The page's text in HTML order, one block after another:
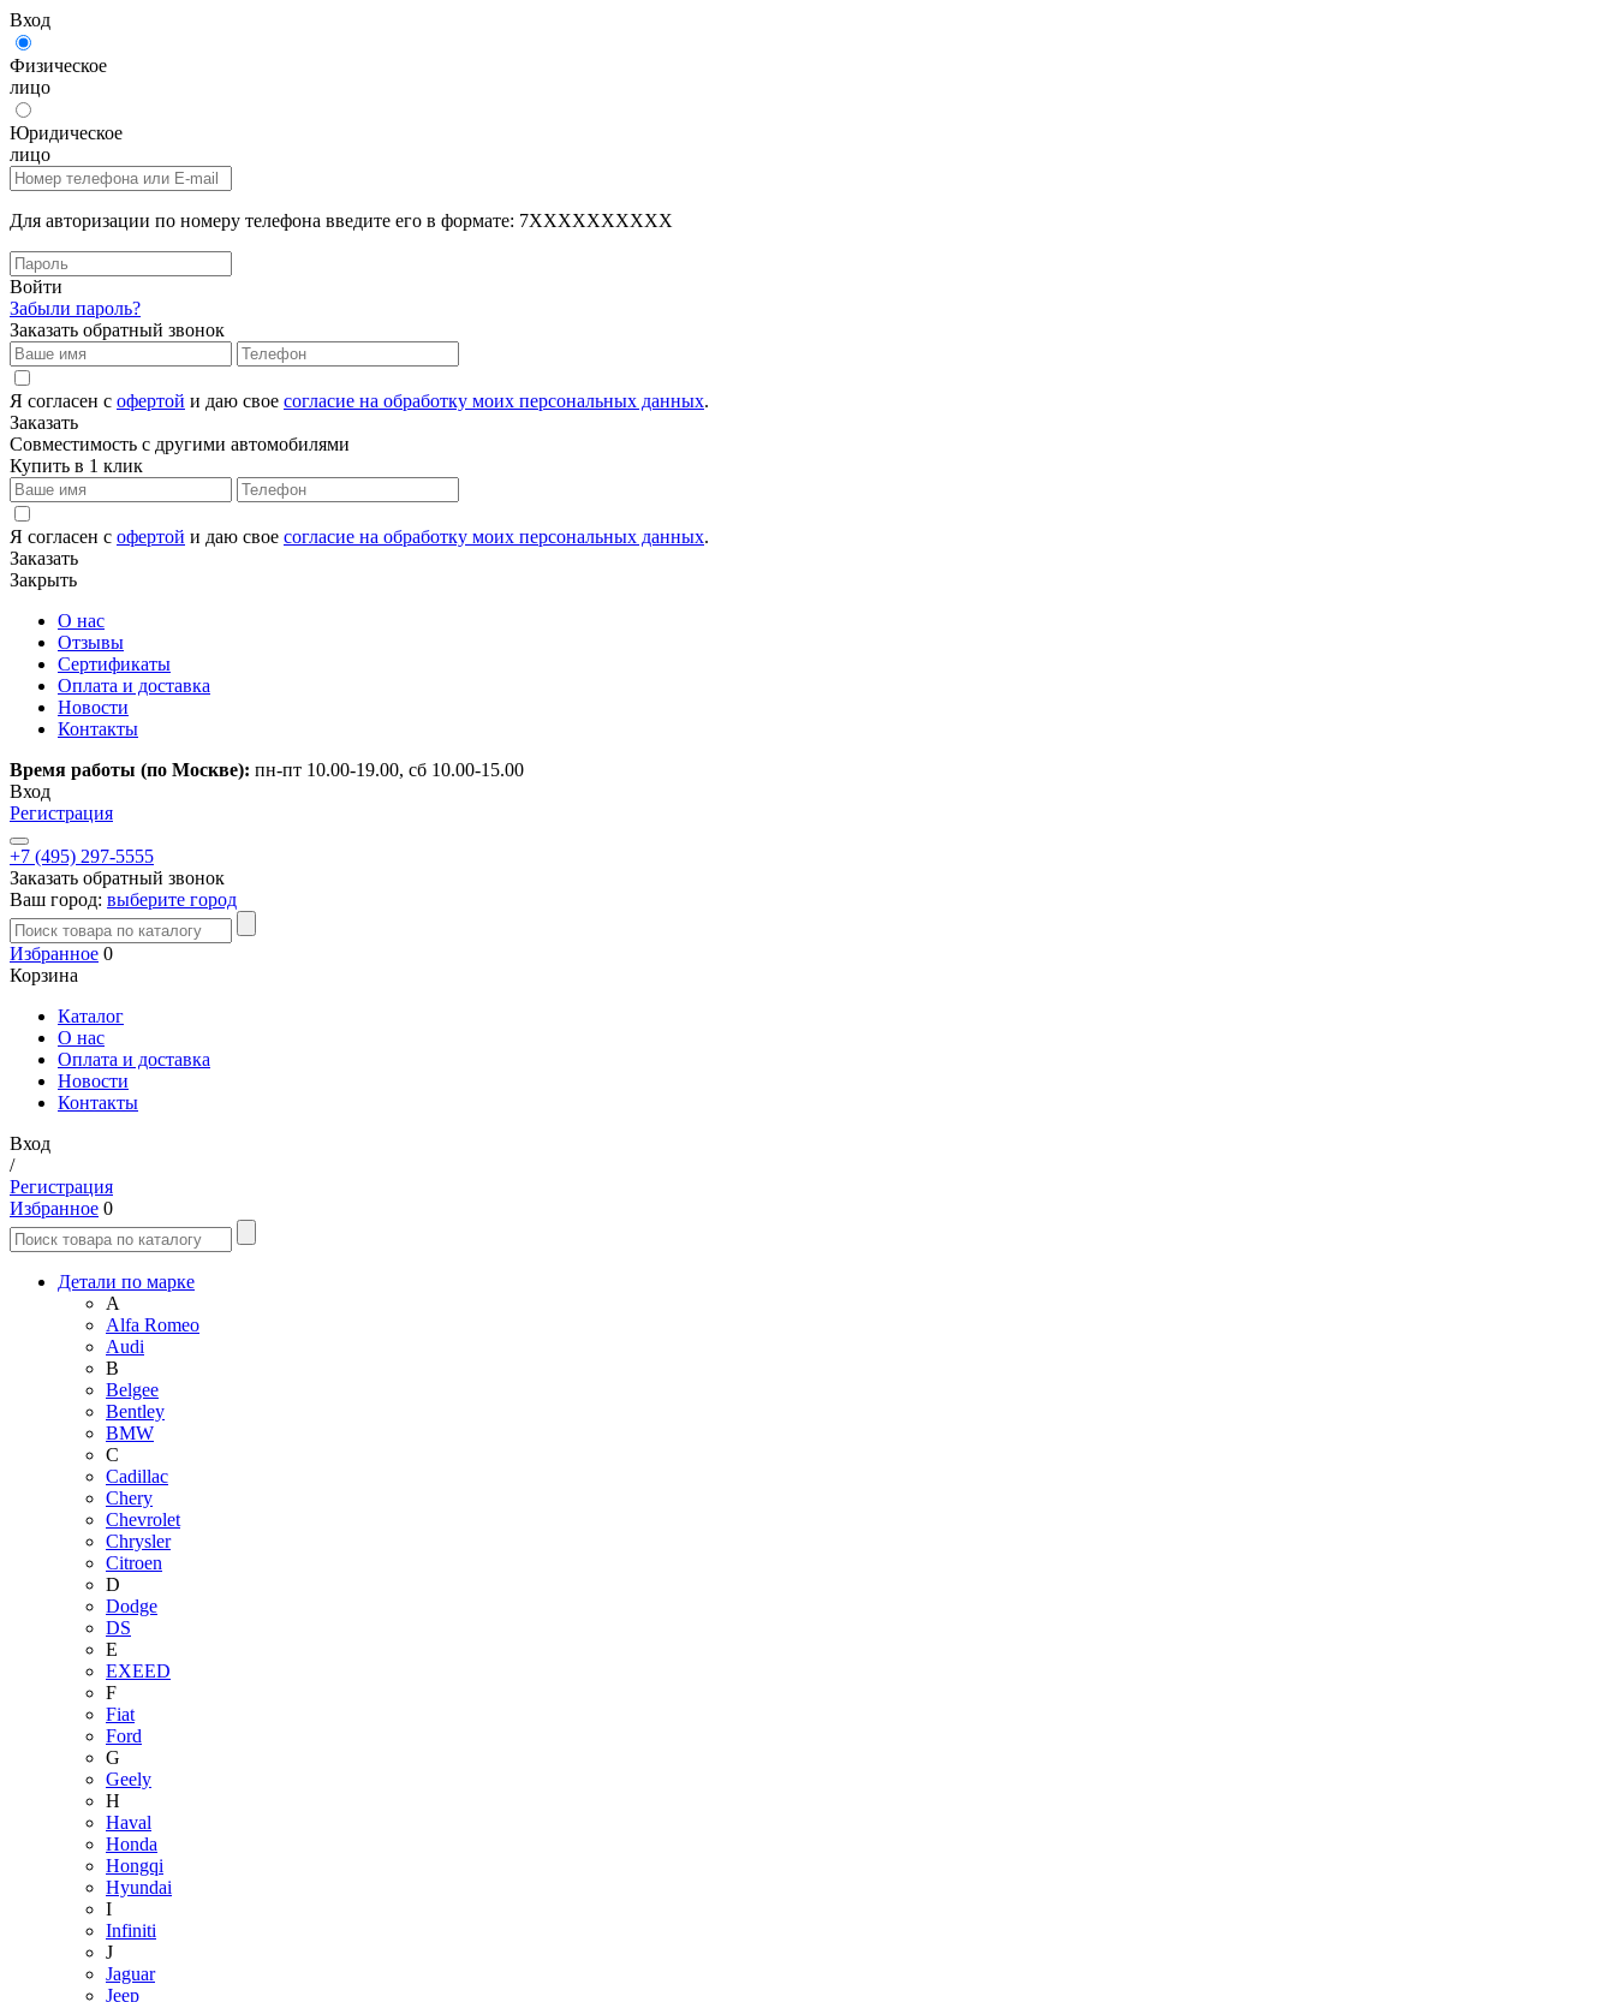
Вход
Физическое
лицо
Юридическое
лицо
Для авторизации по номеру телефона введите его в формате: 7XXXXXXXXXX
Войти
Забыли пароль?
Заказать обратный звонок
Я согласен с офертой и даю свое согласие на обработку моих персональных данных.
Заказать
Совместимость с другими автомобилями
Купить в 1 клик
Я согласен с офертой и даю свое согласие на обработку моих персональных данных.
Заказать
Закрыть
О нас
Отзывы
Сертификаты
Оплата и доставка
Новости
Контакты
Время работы (по Москве): пн-пт 10.00-19.00, сб 10.00-15.00
Вход
Регистрация
+7 (495) 297-5555
Заказать обратный звонок
Ваш город: выберите город
Избранное 0
Корзина
Каталог
О нас
Оплата и доставка
Новости
Контакты
Вход
/
Регистрация
Избранное 0
Детали по марке
A
Alfa Romeo
Audi
B
Belgee
Bentley
BMW
C
Cadillac
Chery
Chevrolet
Chrysler
Citroen
D
Dodge
DS
E
EXEED
F
Fiat
Ford
G
Geely
H
Haval
Honda
Hongqi
Hyundai
I
Infiniti
J
Jaguar
Jeep